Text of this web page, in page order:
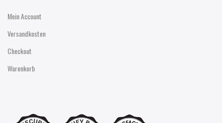
Mein Account
Versandkosten
Checkout
Warenkorb